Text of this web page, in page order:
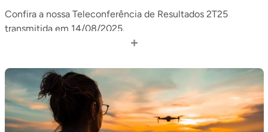
Confira a nossa Teleconferência de Resultados 2T25
transmitida em 14/08/2025.
Acesse o release: https://api.mziq.com/mzfilemanager/v2…
+